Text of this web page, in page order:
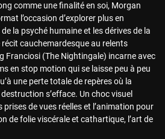
comme une finalité en soi, Morgan
l’occasion d’explorer plus en
la psyché humaine et les dérives de la
cauchemardesque au relents
Franciosi (The Nightingale) incarne avec
en stop motion qui se laisse peu à peu
une perte totale de repères où la
s’efface. Un choc visuel
de vues réelles et l’animation pour
de folie viscérale et cathartique, l’art de